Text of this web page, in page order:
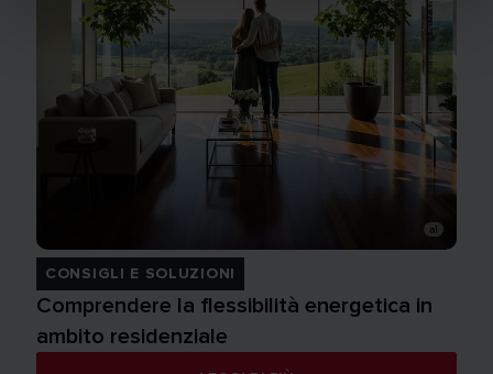
CONSIGLI E SOLUZIONI
Comprendere la flessibilità energetica in
ambito residenziale